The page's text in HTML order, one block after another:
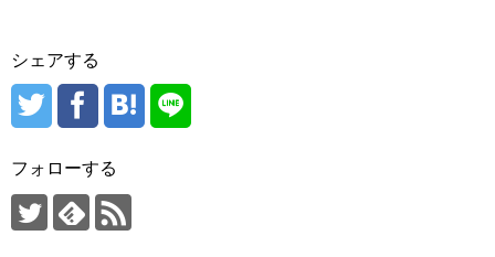
シェアする
フォローする